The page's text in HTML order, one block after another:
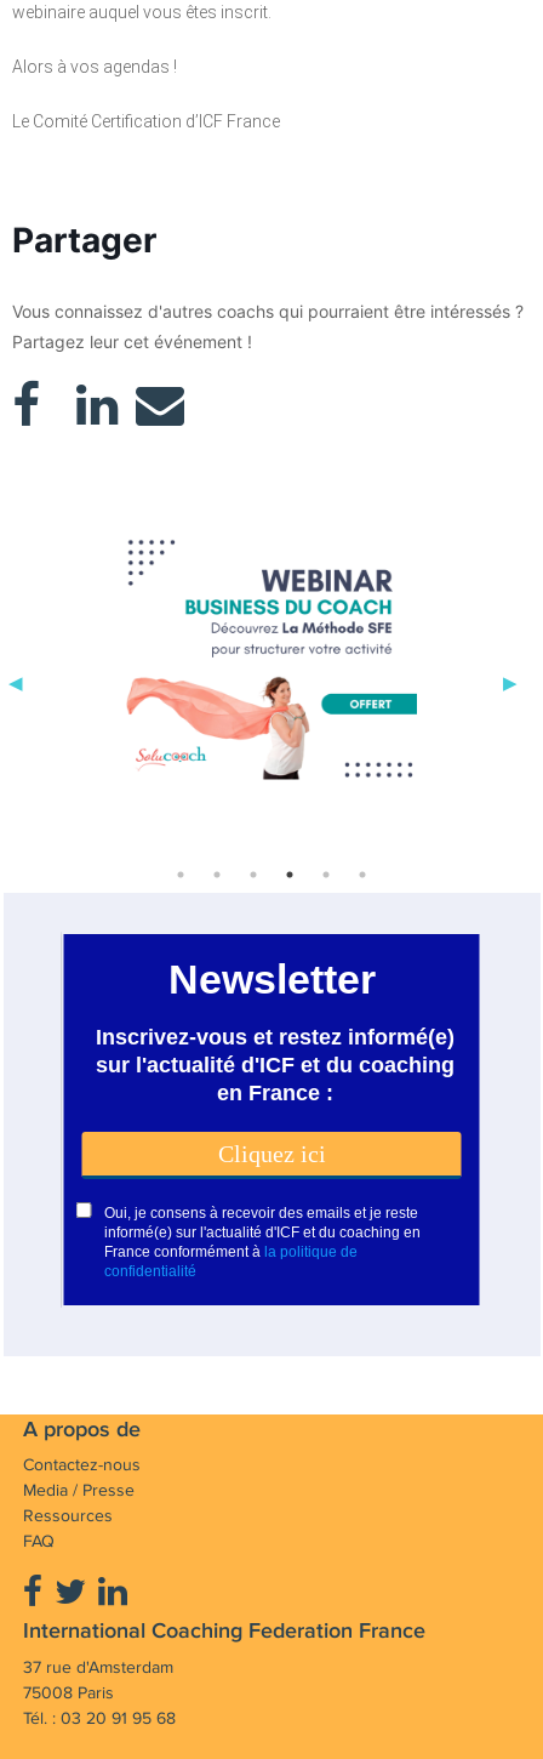
webinaire auquel vous êtes inscrit.
Alors à vos agendas !
Le Comité Certification d’ICF France
Partager
Vous connaissez d'autres coachs qui pourraient être intéressés ?
Partagez leur cet événement !
A propos de
Contactez-nous
Media / Presse
Ressources
FAQ
International Coaching Federation France
37 rue d'Amsterdam
75008 Paris
Tél. : 03 20 91 95 68